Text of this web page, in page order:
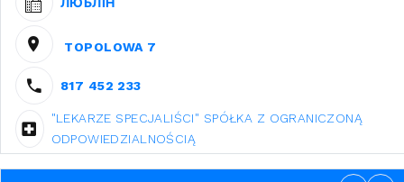
TOPOLOWA 7
817 452 233
"LEKARZE SPECJALIŚCI" SPÓŁKA Z OGRANICZONĄ
ODPOWIEDZIALNOŚCIĄ